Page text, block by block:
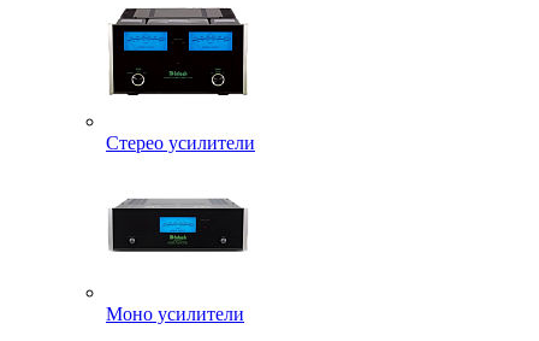
Стерео усилители
Моно усилители